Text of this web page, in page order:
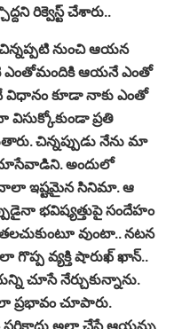
రిక్వెస్ట్ చేశారు..
నుంచి ఆయన
ఎంతోమందికి ఆయనే ఎంతో
విధానం కూడా నాకు ఎంతో
విసుక్కోకుండా ప్రతి
చిన్నప్పుడు నేను మా
అందులో
ఇష్టమైన సినిమా. ఆ
భవిష్యత్తుపై సందేహం
వుంటా.. నటన
గొప్ప వ్యక్తి షారుఖ్ ఖాన్..
నేర్చుకున్నాను.
చూపారు.